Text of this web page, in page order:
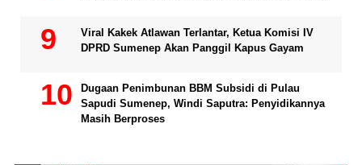
Viral Kakek Atlawan Terlantar, Ketua Komisi IV
DPRD Sumenep Akan Panggil Kapus Gayam
Dugaan Penimbunan BBM Subsidi di Pulau
Sapudi Sumenep, Windi Saputra: Penyidikannya
Masih Berproses